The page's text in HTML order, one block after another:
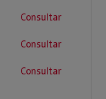
Consultar
Consultar
Consultar